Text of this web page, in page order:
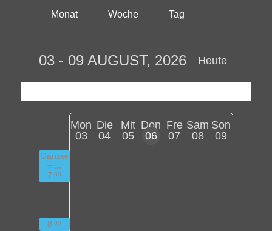
Monat Woche Tag
Heute
03 - 09 AUGUST, 2026
Mon
03
Die
04
Mit
05
Don
06
Fre
07
Sam
08
Son
09
Ganzer
Tag
7 00
8 00